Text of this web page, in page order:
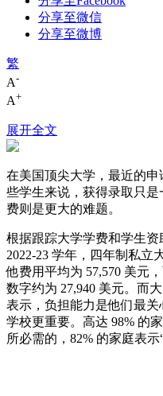
分享至微信
分享至微博
繁
A-
A+
展开全文
在美国顶尖大学，最近的
些学生来说，获得录取只
费则是更大的难题。
根据跟踪大学学费和学生资
2022-23 学年，四年制私立
他费用平均为 57,570 美元
数字约为 27,940 美元。而
表示，负担能力是他们最
学校更重要。高达 98% 的
所必需的，82% 的家庭表示